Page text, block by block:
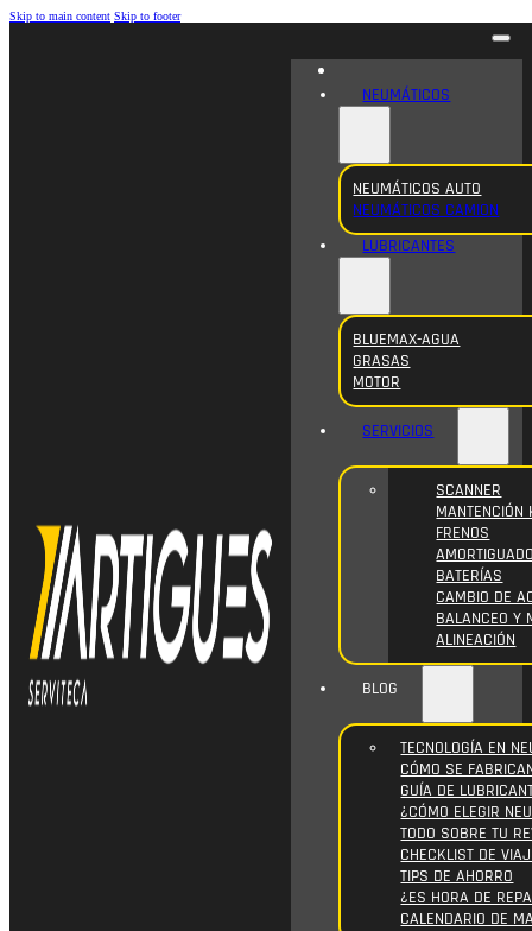
Skip to main content Skip to footer
NEUMÁTICOS
NEUMÁTICOS AUTO
NEUMÁTICOS CAMION
LUBRICANTES
BLUEMAX-AGUA
GRASAS
MOTOR
SERVICIOS
SCANNER
MANTENCIÓN
FRENOS
BATERÍAS
CAMBIO DE
BALANCEO Y
ALINEACIÓN
BLOG
TECNOLOGÍA EN
CÓMO SE
GUÍA DE
¿CÓMO ELEGIR
TODO SOBRE TU
CHECKLIST DE
TIPS DE AHORRO
¿ES HORA DE
CALENDARIO DE